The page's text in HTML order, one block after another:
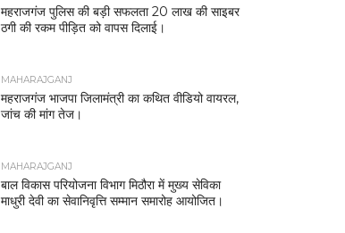
महराजगंज पुलिस की बड़ी सफलता 20 लाख की साइबर
ठगी की रकम पीड़ित को वापस दिलाई।
MAHARAJGANJ
महराजगंज भाजपा जिलामंत्री का कथित वीडियो वायरल,
जांच की मांग तेज।
MAHARAJGANJ
बाल विकास परियोजना विभाग मिठौरा में मुख्य सेविका
माधुरी देवी का सेवानिवृत्ति सम्मान समारोह आयोजित।